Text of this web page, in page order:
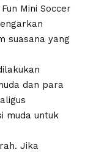
Mini Soccer
suasana yang
dan para
muda untuk
Jika